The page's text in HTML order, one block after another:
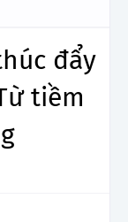
đẩy
tiềm